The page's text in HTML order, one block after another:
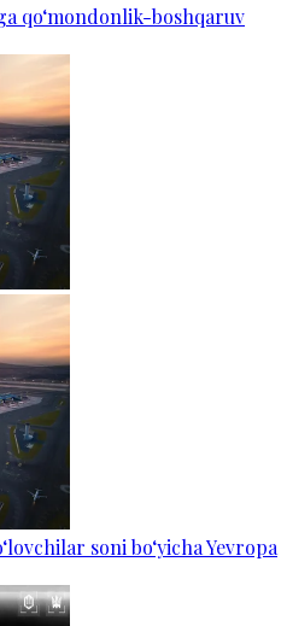
qo‘mondonlik-boshqaruv
soni bo‘yicha Yevropa